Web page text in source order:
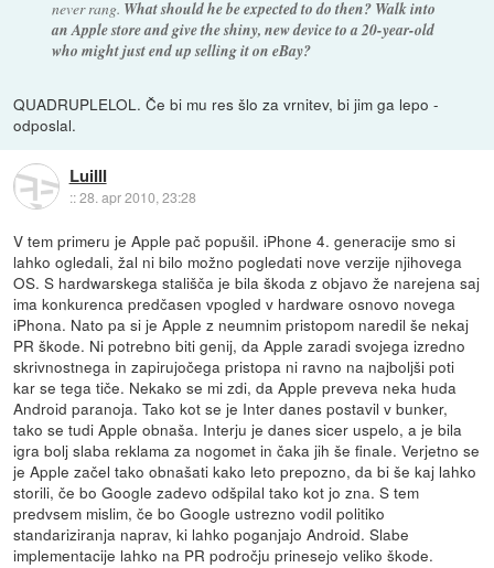
never rang. What should he be expected to do then? Walk into
an Apple store and give the shiny, new device to a 20-year-old
who might just end up selling it on eBay?
QUADRUPLELOL. Če bi mu res šlo za vrnitev, bi jim ga lepo -
odposlal.
LuiIII
::28. apr 2010, 23:28
V tem primeru je Apple pač popušil. iPhone 4. generacije smo si
lahko ogledali, žal ni bilo možno pogledati nove verzije njihovega
OS. S hardwarskega stališča je bila škoda z objavo že narejena saj
ima konkurenca predčasen vpogled v hardware osnovo novega
iPhona. Nato pa si je Apple z neumnim pristopom naredil še nekaj
PR škode. Ni potrebno biti genij, da Apple zaradi svojega izredno
skrivnostnega in zapirujočega pristopa ni ravno na najboljši poti
kar se tega tiče. Nekako se mi zdi, da Apple preveva neka huda
Android paranoja. Tako kot se je Inter danes postavil v bunker,
tako se tudi Apple obnaša. Interju je danes sicer uspelo, a je bila
igra bolj slaba reklama za nogomet in čaka jih še finale. Verjetno se
je Apple začel tako obnašati kako leto prepozno, da bi še kaj lahko
storili, če bo Google zadevo odšpilal tako kot jo zna. S tem
predvsem mislim, če bo Google ustrezno vodil politiko
standariziranja naprav, ki lahko poganjajo Android. Slabe
implementacije lahko na PR področju prinesejo veliko škode.